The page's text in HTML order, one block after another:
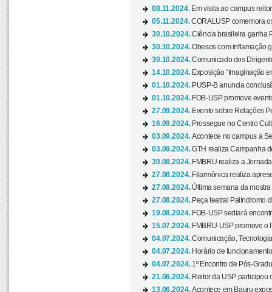
08.11.2024. Em visita ao campus
05.11.2024.CORALUSP comemora
30.10.2024.Ciência brasileira ganha
30.10.2024.Obesos com inflamação
30.10.2024.Comunicado dos
14.10.2024. Exposição “Imaginação
01.10.2024. PUSP-B anuncia
01.10.2024. FOB-USP promove
27.09.2024. Evento sobre Relações
16.09.2024. Prossegue no Centro
03.09.2024.Acontece no campus a
03.09.2024.GTH realiza Campanha
30.08.2024. FMBRU realiza a
27.08.2024. Filarmônica realiza
27.08.2024. Última semana da
27.08.2024. Peça teatral Palíndromo
19.08.2024. FOB-USP sediará
15.07.2024. FMBRU-USP promove o
04.07.2024.Comunicação,
04.07.2024. Horário de
04.07.2024. 1º Encontro de Pós-
21.06.2024. Reitor da USP participou
13.06.2024.Acontece em Bauru